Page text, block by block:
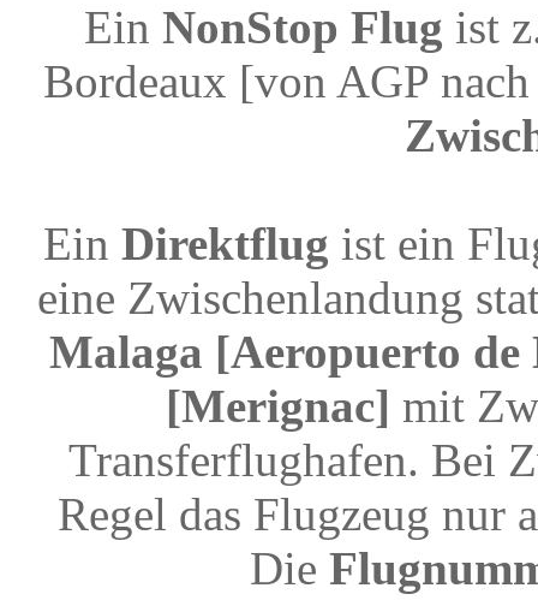
Ein NonStop Flug ist
Bordeaux [von AGP
Ein Direktflug ist ein
eine Zwischenlandung
Malaga [Aeropuerto
[Merignac] mit
Transferflughafen. Bei
Regel das Flugzeug nur
Die